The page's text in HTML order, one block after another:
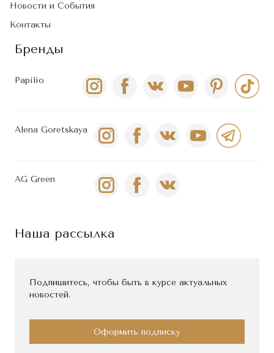
Новости и События
Контакты
Бренды
Papilio
Alena Goretskaya
AG Green
Наша рассылка
Подпишитесь, чтобы быть в курсе актуальных
новостей.
Оформить подписку